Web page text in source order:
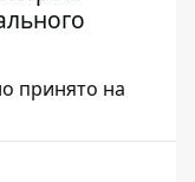
принято на